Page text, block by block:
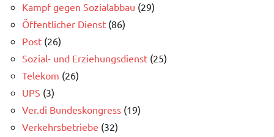
Kampf gegen Sozialabbau (29)
Öffentlicher Dienst (86)
Post (26)
Sozial- und Erziehungsdienst (25)
Telekom (26)
UPS (3)
Ver.di Bundeskongress (19)
Verkehrsbetriebe (32)